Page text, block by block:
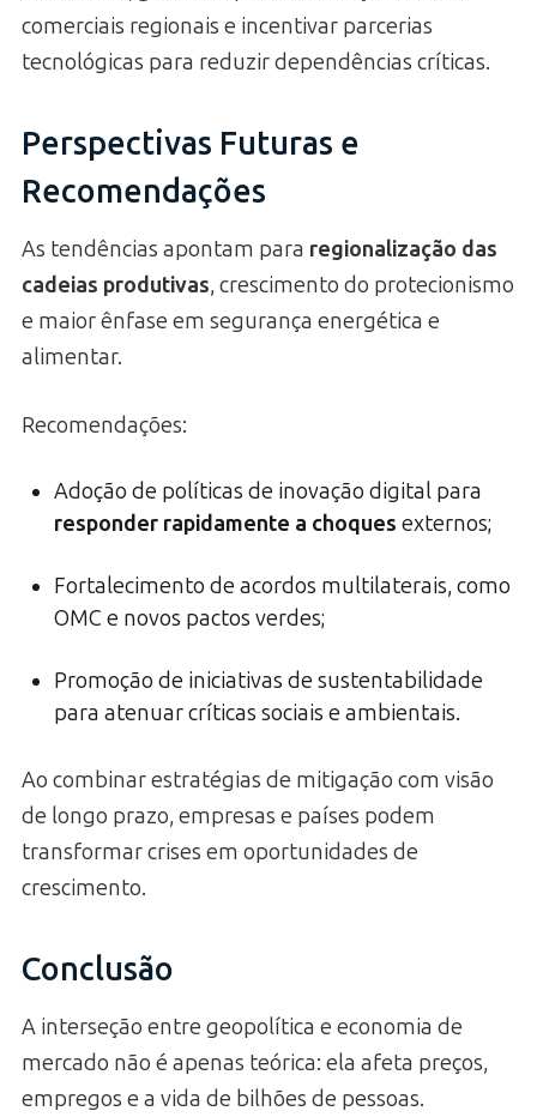
comerciais regionais e incentivar parcerias
tecnológicas para reduzir dependências críticas.
Perspectivas Futuras e
Recomendações
As tendências apontam para regionalização das
cadeias produtivas, crescimento do protecionismo
e maior ênfase em segurança energética e
alimentar.
Recomendações:
Adoção de políticas de inovação digital para
responder rapidamente a choques externos;
Fortalecimento de acordos multilaterais, como
OMC e novos pactos verdes;
Promoção de iniciativas de sustentabilidade
para atenuar críticas sociais e ambientais.
Ao combinar estratégias de mitigação com visão
de longo prazo, empresas e países podem
transformar crises em oportunidades de
crescimento.
Conclusão
A interseção entre geopolítica e economia de
mercado não é apenas teórica: ela afeta preços,
empregos e a vida de bilhões de pessoas.